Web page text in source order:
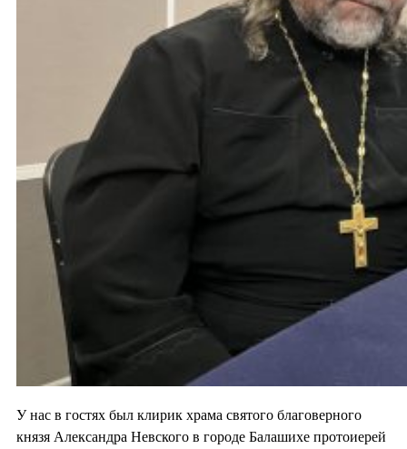
У нас в гостях был клирик храма святого благоверного
князя Александра Невского в городе Балашихе протоиерей